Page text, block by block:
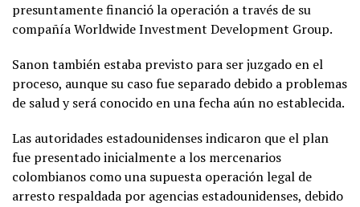
presuntamente financió la operación a través de su
compañía Worldwide Investment Development Group.
Sanon también estaba previsto para ser juzgado en el
proceso, aunque su caso fue separado debido a problemas
de salud y será conocido en una fecha aún no establecida.
Las autoridades estadounidenses indicaron que el plan
fue presentado inicialmente a los mercenarios
colombianos como una supuesta operación legal de
arresto respaldada por agencias estadounidenses, debido